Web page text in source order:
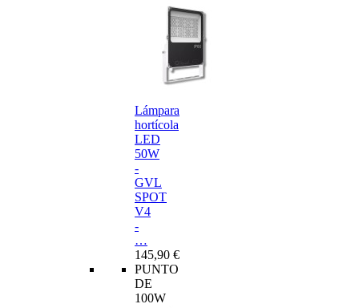
Lámpara
hortícola
LED
50W
-
GVL
SPOT
V4
-
…
145,90 €
PUNTO
DE
100W